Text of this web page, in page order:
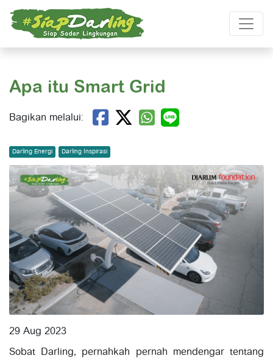
Apa itu Smart Grid
Bagikan melalui:
Darling Energi Darling Inspirasi
29 Aug 2023
Sobat Darling, pernahkah pernah mendengar tentang